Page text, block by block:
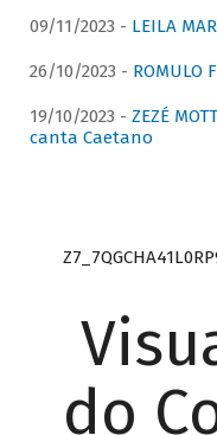
09/11/2023 - LEILA
26/10/2023 - ROMULO
19/10/2023 - ZEZÉ
canta Caetano
do